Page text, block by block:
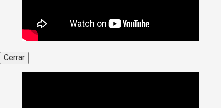
Cerrar